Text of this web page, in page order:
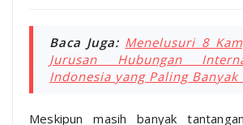
Baca Juga: Menelusuri 8
Jurusan Hubungan
Indonesia yang Paling
Meskipun masih banyak